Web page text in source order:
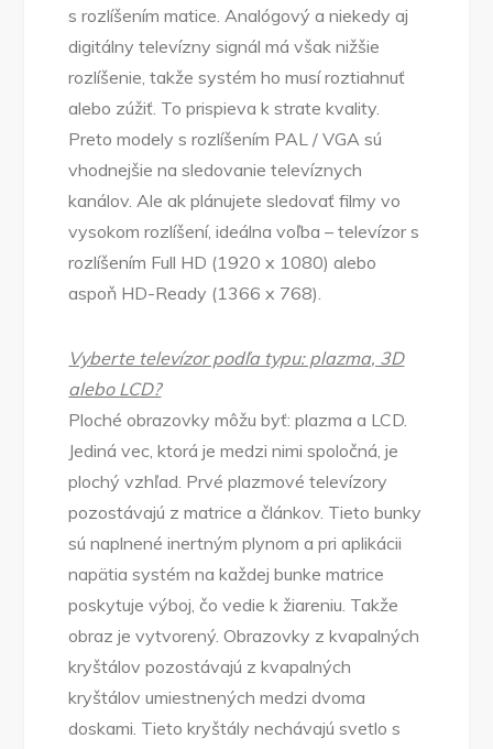
s rozlíšením matice. Analógový a niekedy aj
digitálny televízny signál má však nižšie
rozlíšenie, takže systém ho musí roztiahnuť
alebo zúžiť. To prispieva k strate kvality.
Preto modely s rozlíšením PAL / VGA sú
vhodnejšie na sledovanie televíznych
kanálov. Ale ak plánujete sledovať filmy vo
vysokom rozlíšení, ideálna voľba – televízor s
rozlíšením Full HD (1920 x 1080) alebo
aspoň HD-Ready (1366 x 768).
Vyberte televízor podľa typu: plazma, 3D
alebo LCD?
Ploché obrazovky môžu byť: plazma a LCD.
Jediná vec, ktorá je medzi nimi spoločná, je
plochý vzhľad. Prvé plazmové televízory
pozostávajú z matrice a článkov. Tieto bunky
sú naplnené inertným plynom a pri aplikácii
napätia systém na každej bunke matrice
poskytuje výboj, čo vedie k žiareniu. Takže
obraz je vytvorený. Obrazovky z kvapalných
kryštálov pozostávajú z kvapalných
kryštálov umiestnených medzi dvoma
doskami. Tieto kryštály nechávajú svetlo s